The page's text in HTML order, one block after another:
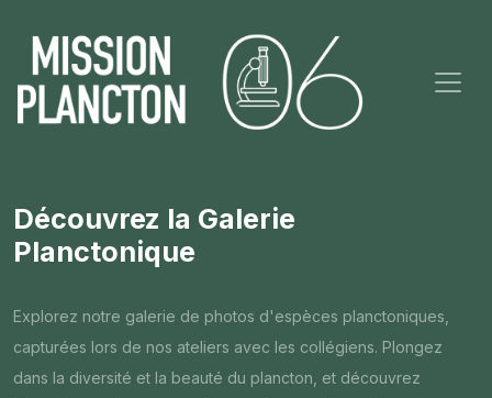
Découvrez la Galerie
Planctonique
Explorez notre galerie de photos d'espèces planctoniques,
capturées lors de nos ateliers avec les collégiens. Plongez
dans la diversité et la beauté du plancton, et découvrez